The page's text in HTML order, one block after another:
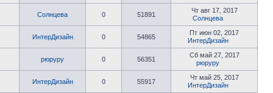
Солнцева 0 51891
Чт авг 17, 2017
Солнцева
ИнтерДизайн 0 54865
Пт июн 02, 2017
ИнтерДизайн
рюруру 0 56351
Сб май 27, 2017
рюруру
ИнтерДизайн 0 55917
Чт май 25, 2017
ИнтерДизайн